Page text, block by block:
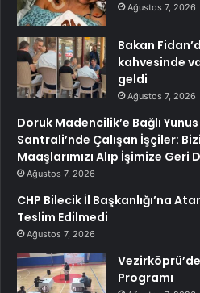
Ağustos 7, 2026
Bakan
kahvesinde
geldi
Ağustos 7, 2026
Doruk Madencilik’e Bağlı
Santrali’nde Çalışan İşçiler:
Maaşlarımızı Alıp İşimize Geri
Ağustos 7, 2026
CHP Bilecik İl Başkanlığı’na
Teslim Edilmedi
Ağustos 7, 2026
Programı